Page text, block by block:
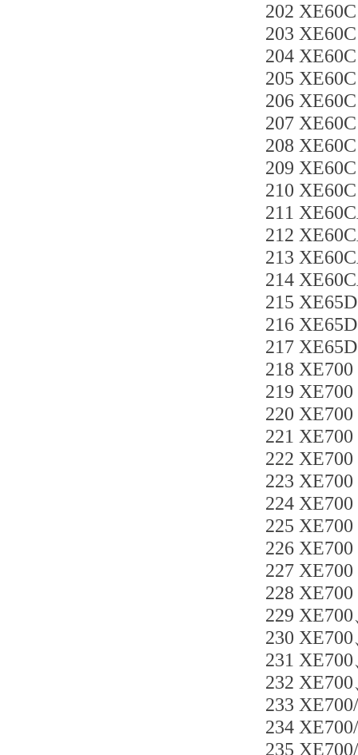
202
203
204
205
206
207
208
209
210
211
212
213
214
215
216
217
218
219
220
221
222
223
224
225
226
227
228
229
230
231
232
233
234
235